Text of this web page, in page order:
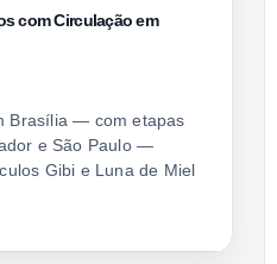
com Circulação em
Brasília — com etapas
e São Paulo —
Gibi e Luna de Miel